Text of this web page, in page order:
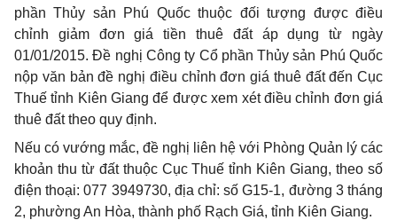
phần Thủy sản Phú Quốc thuộc đối tượng được điều
chỉnh giảm đơn giá tiền thuê đất áp dụng từ ngày
01/01/2015. Đề nghị Công ty Cổ phần Thủy sản Phú Quốc
nộp văn bản đề nghị điều chỉnh đơn giá thuê đất đến Cục
Thuế tỉnh Kiên Giang để được xem xét điều chỉnh đơn giá
thuê đất theo quy định.
Nếu có vướng mắc, đề nghị liên hệ với Phòng Quản lý các
khoản thu từ đất thuộc Cục Thuế tỉnh Kiên Giang, theo số
điện thoại: 077 3949730, địa chỉ: số G15-1, đường 3 tháng
2, phường An Hòa, thành phố Rạch Giá, tỉnh Kiên Giang.